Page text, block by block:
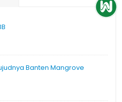
Banten Mangrove